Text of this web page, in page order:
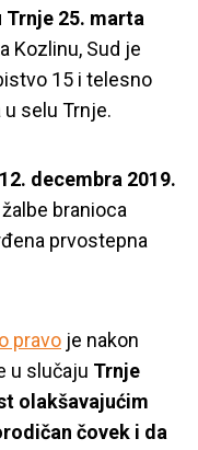
25. marta
Kozlinu, Sud je
15 i telesno
selu Trnje.
decembra 2019.
branioca
prvostepna
pravo je nakon
u slučaju Trnje
olakšavajućim
čovek i da